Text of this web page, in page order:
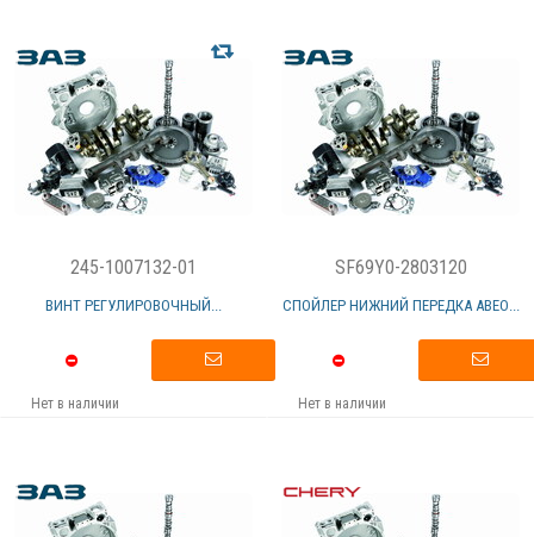
245-1007132-01
ВИНТ РЕГУЛИРОВОЧНЫЙ...
Нет в наличии
SF69Y0-2803120
СПОЙЛЕР НИЖНИЙ ПЕРЕДКА АВЕО...
Нет в наличии